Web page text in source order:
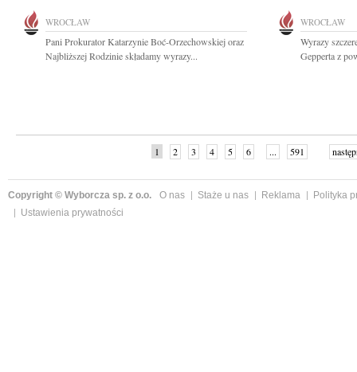
WROCŁAW
Pani Prokurator Katarzynie Boć-Orzechowskiej oraz
Najbliższej Rodzinie składamy wyrazy...
WROCŁAW
Wyrazy
Gepperta z
1 2 3 4 5 6 ... 591
Copyright © Wyborcza sp. z o.o. O nas Staże u nas Reklama
Polityka
Ustawienia prywatności